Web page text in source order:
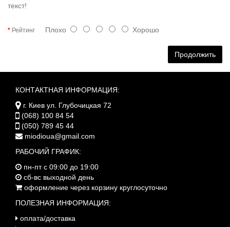
текст!
Рейтинг Плохо Хорошо
Продолжить
КОНТАКТНАЯ ИНФОРМАЦИЯ:
г. Киев ул. Глубочицкая 72
(068) 100 84 54
(050) 789 45 44
miodioua@gmail.com
РАБОЧИЙ ГРАФИК:
пн-пт с 09:00 до 19:00
сб-вс выходной день
оформление через корзину круглосуточно
ПОЛЕЗНАЯ ИНФОРМАЦИЯ:
оплата/доставка